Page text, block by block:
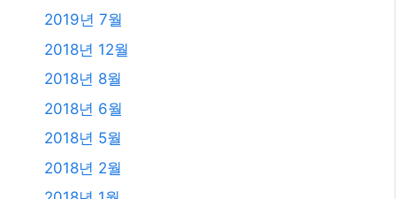
2019년 7월
2018년 12월
2018년 8월
2018년 6월
2018년 5월
2018년 2월